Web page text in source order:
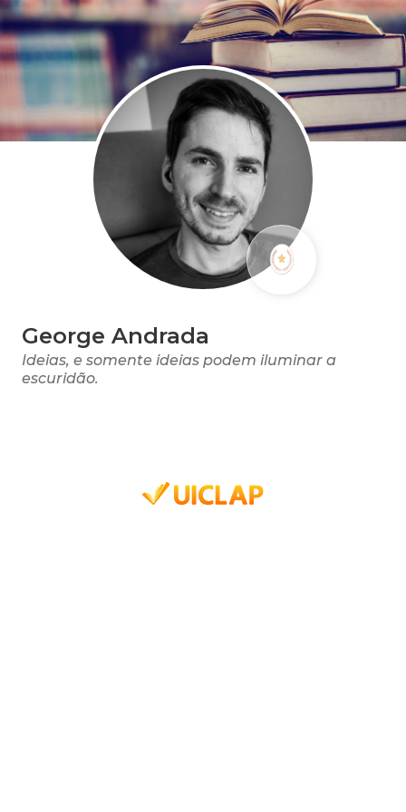
George Andrada
Ideias, e somente ideias podem iluminar a
escuridão.